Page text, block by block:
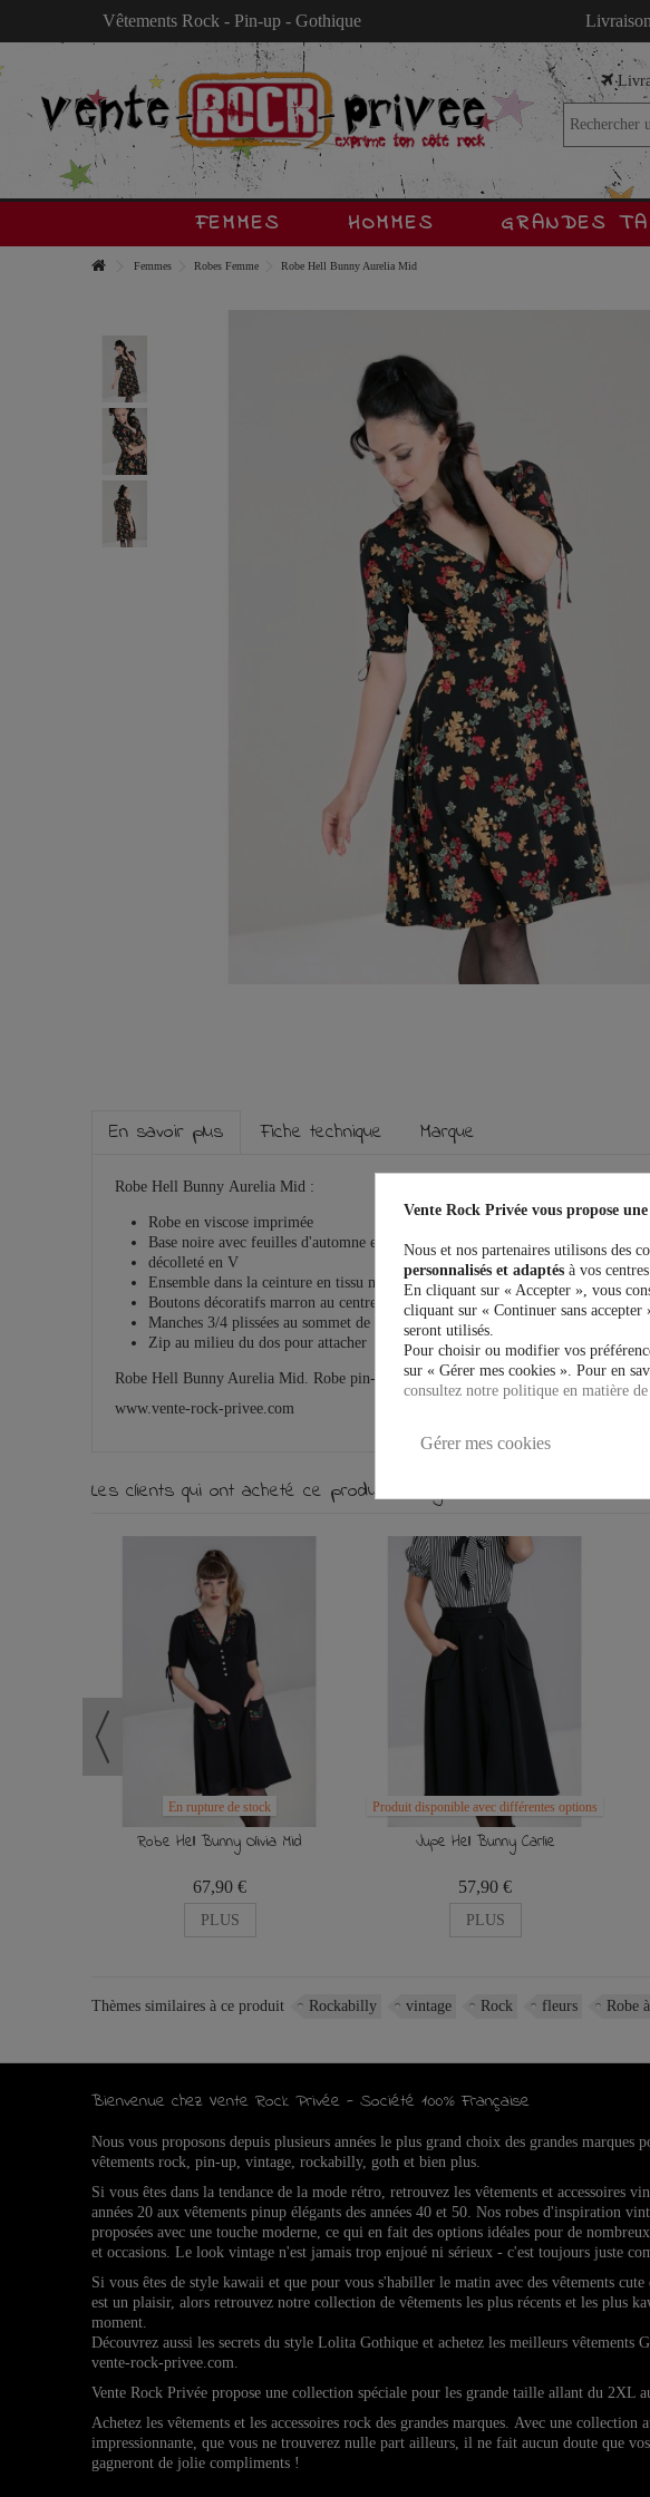
Vêtements Rock - Pin-up - Gothique
FEMMES HOMMES GRANDES
Femmes Robes Femme Robe Hell Bunny Aurelia Mid
En savoir plus Fiche technique Marque
Robe Hell Bunny Aurelia Mid :
Robe en viscose imprimée
Base noire avec feuilles d'automne et glands
décolleté en V
Ensemble dans la ceinture en tissu même
Boutons décoratifs marron au centre du devant du corsage
Manches 3/4 plissées au sommet de la manche avec trou de serrure aux poignets
Zip au milieu du dos pour attacher
Robe Hell Bunny Aurelia Mid. Robe pin-up lolita vintage rétro rockabilly
www.vente-rock-privee.com
Les clients qui ont acheté ce produit ont également acheté:
En rupture de stock
Robe Hell Bunny Olivia Mid
67,90 €
PLUS
Produit disponible avec différentes options
Jupe Hell Bunny Carlie
57,90 €
PLUS
Thèmes similaires à ce produit Rockabilly vintage Rock fleurs Robe
Bienvenue chez Vente Rock Privée - Société 100% Française
Nous vous proposons depuis plusieurs années le plus grand choix des grandes marques
vêtements rock, pin-up, vintage, rockabilly, goth et bien plus.
Si vous êtes dans la tendance de la mode rétro, retrouvez les vêtements et accessoires
années 20 aux vêtements pinup élégants des années 40 et 50.Nos robes d'inspiration
proposées avec une touche moderne, ce qui en fait des options idéales pour de
et occasions.Le look vintage n'est jamais trop enjoué ni sérieux - c'est toujours juste
Si vous êtes de style kawaii et que pour vous s'habiller le matin avec des vêtements cute
est un plaisir, alors retrouvez notre collection de vêtements les plus récents et les plus
moment.
Découvrez aussi les secrets du style Lolita Gothique et achetez les meilleurs vêtements
vente-rock-privee.com.
Vente Rock Privée propose une collection spéciale pour les grande taille allant du 2XL
Achetez les vêtements et les accessoires rock des grandes marques.Avec une collection
impressionnante, que vous ne trouverez nulle part ailleurs, il ne fait aucun doute que
gagneront de jolie compliments !
Vente Rock Privée vous propose
Nous et nos partenaires utilisons des
personnalisés et adaptés à vos
En cliquant sur « Accepter », vous
cliquant sur « Continuer sans accepter
seront utilisés.
Pour choisir ou modifier vos
sur « Gérer mes cookies ». Pour en
consultez notre politique en matière
Gérer mes cookies